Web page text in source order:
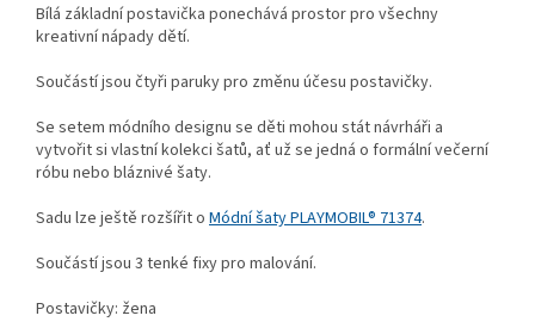
Bílá základní postavička ponechává prostor pro všechny
kreativní nápady dětí.
Součástí jsou čtyři paruky pro změnu účesu postavičky.
Se setem módního designu se děti mohou stát návrháři a
vytvořit si vlastní kolekci šatů, ať už se jedná o formální večerní
róbu nebo bláznivé šaty.
Sadu lze ještě rozšířit o Módní šaty PLAYMOBIL® 71374.
Součástí jsou 3 tenké fixy pro malování.
Postavičky: žena